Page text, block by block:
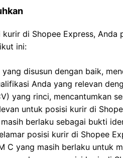
di Shopee Express, Anda
ini:
disusun dengan baik,
Anda yang relevan
yang rinci, mencantumkan
untuk posisi kurir di
berlaku sebagai bukti
posisi kurir di Shopee
C yang masih berlaku untuk